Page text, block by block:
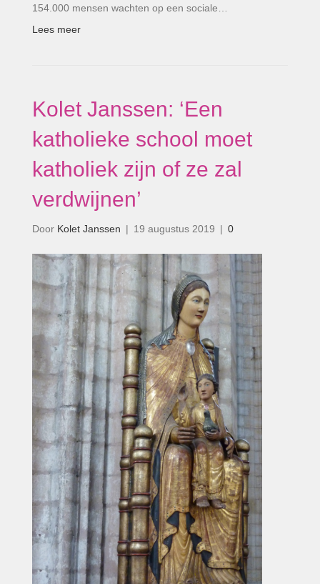
154.000 mensen wachten op een sociale…
Lees meer
Kolet Janssen: ‘Een
katholieke school moet
katholiek zijn of ze zal
verdwijnen’
Door Kolet Janssen | 19 augustus 2019 | 0